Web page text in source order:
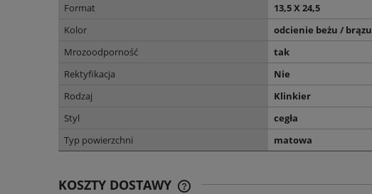
Format
13,5 X 24,5
Kolor
odcienie beżu / brązu
Mrozoodporność
tak
Rektyfikacja
Nie
Rodzaj
Klinkier
Styl
cegła
Typ powierzchni
matowa
KOSZTY DOSTAWY